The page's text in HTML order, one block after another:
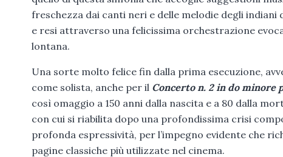
freschezza dai canti neri e delle melodie degli
e resi attraverso una felicissima orchestrazione
lontana.
Una sorte molto felice fin dalla prima esecuzione,
come solista, anche per il Concerto n. 2 in do minore
così omaggio a 150 anni dalla nascita e a 80 dalla
con cui si riabilita dopo una profondissima crisi
profonda espressività, per l’impegno evidente che
pagine classiche più utilizzate nel cinema.